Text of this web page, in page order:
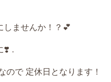
しませんか！？💕
❣️ .
ので 定休日となります！